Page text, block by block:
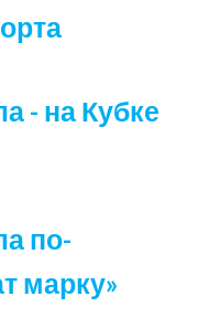
- на Кубке
по-
марку»